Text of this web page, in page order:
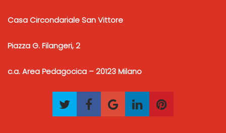
Casa Circondariale San Vittore
Piazza G. Filangeri, 2
c.a. Area Pedagocica – 20123 Milano